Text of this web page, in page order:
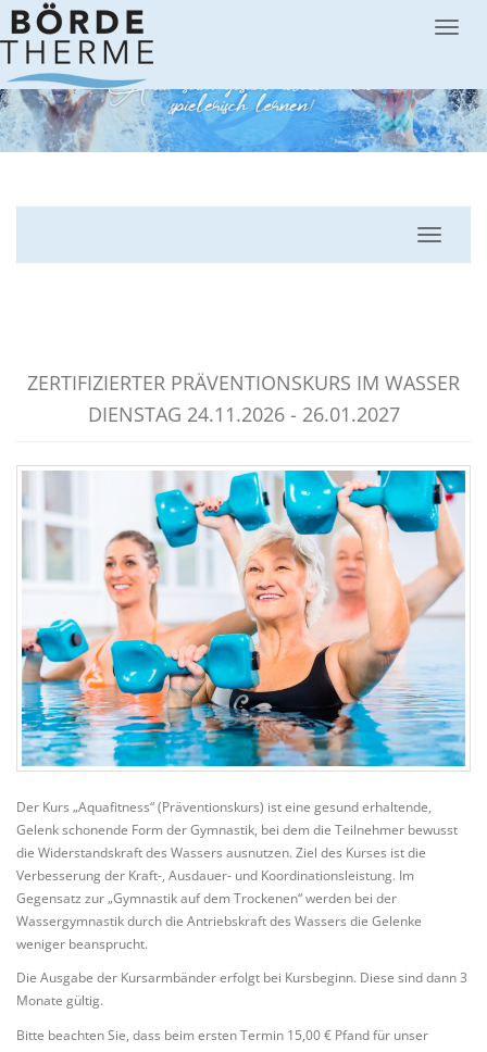
ZERTIFIZIERTER PRÄVENTIONSKURS IM WASSER
DIENSTAG 24.11.2026 - 26.01.2027
Der Kurs „Aquafitness“ (Präventionskurs) ist eine gesund erhaltende,
Gelenk schonende Form der Gymnastik, bei dem die Teilnehmer bewusst
die Widerstandskraft des Wassers ausnutzen. Ziel des Kurses ist die
Verbesserung der Kraft-, Ausdauer- und Koordinationsleistung. Im
Gegensatz zur „Gymnastik auf dem Trockenen“ werden bei der
Wassergymnastik durch die Antriebskraft des Wassers die Gelenke
weniger beansprucht.
Die Ausgabe der Kursarmbänder erfolgt bei Kursbeginn. Diese sind dann 3
Monate gültig.
Bitte beachten Sie, dass beim ersten Termin 15,00 € Pfand für unser